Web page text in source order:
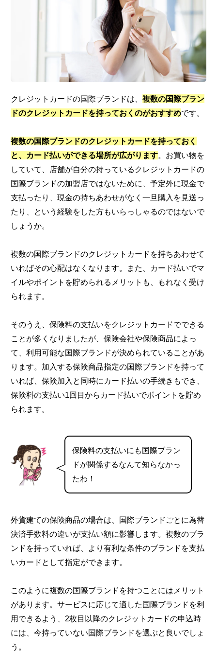
クレジットカードの国際ブランドは、複数の国際ブラン
ドのクレジットカードを持っておくのがおすすめです。
複数の国際ブランドのクレジットカードを持っておく
と、カード払いができる場所が広がります。お買い物を
していて、店舗が自分の持っているクレジットカードの
国際ブランドの加盟店ではないために、予定外に現金で
支払ったり、現金の持ちあわせがなく一旦購入を見送っ
たり、という経験をした方もいらっしゃるのではないで
しょうか。
複数の国際ブランドのクレジットカードを持ちあわせて
いればその心配はなくなります。また、カード払いでマ
イルやポイントを貯められるメリットも、もれなく受け
られます。
そのうえ、保険料の支払いをクレジットカードでできる
ことが多くなりましたが、保険会社や保険商品によっ
て、利用可能な国際ブランドが決められていることがあ
ります。加入する保険商品指定の国際ブランドを持って
いれば、保険加入と同時にカード払いの手続きもでき、
保険料の支払い1回目からカード払いでポイントを貯め
られます。
保険料の支払いにも国際ブラン
ドが関係するなんて知らなかっ
たわ！
外貨建ての保険商品の場合は、国際ブランドごとに為替
決済手数料の違いが支払い額に影響します。複数のブラ
ンドを持っていれば、より有利な条件のブランドを支払
いカードとして指定ができます。
このように複数の国際ブランドを持つことにはメリット
があります。サービスに応じて適した国際ブランドを利
用できるよう、2枚目以降のクレジットカードの申込時
には、今持っていない国際ブランドを選ぶと良いでしょ
う。